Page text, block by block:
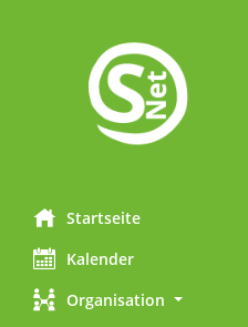
Startseite
Kalender
Organisation